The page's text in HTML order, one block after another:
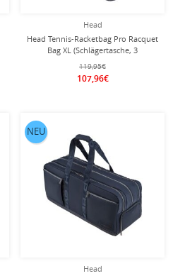
Head
Head Tennis-Racketbag Pro Racquet
Bag XL (Schlägertasche, 3
Hauptfächer) 2026 navyblau 12er
119,95€
107,96€
Head
NEU